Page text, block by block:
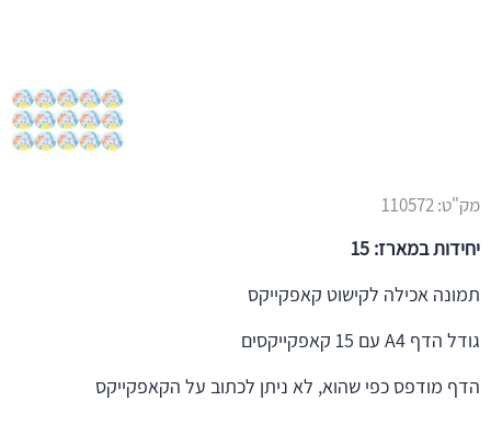
מק"ט:110572
יחידות במארז: 15
תמונה אכילה לקישוט קאפקייקס
גודל הדף A4 עם 15 קאפקייקסים
הדף מודפס כפי שהוא, לא ניתן לכתוב על הקאפקייקס